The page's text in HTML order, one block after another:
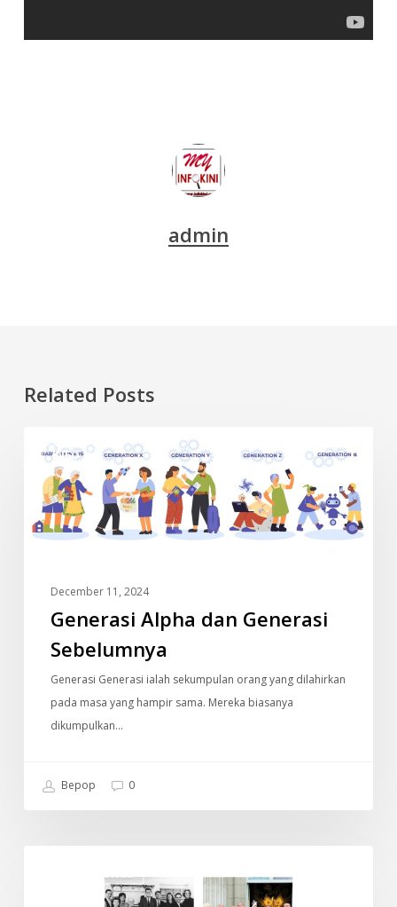
admin
Related Posts
INFO
Alpha
dan
Generasi
Sebelumnya
December 11, 2024
Generasi Alpha dan Generasi
Sebelumnya
Generasi Generasi ialah sekumpulan orang yang dilahirkan
pada masa yang hampir sama. Mereka biasanya
dikumpulkan…
Bepop 0
DOKUMENTARI